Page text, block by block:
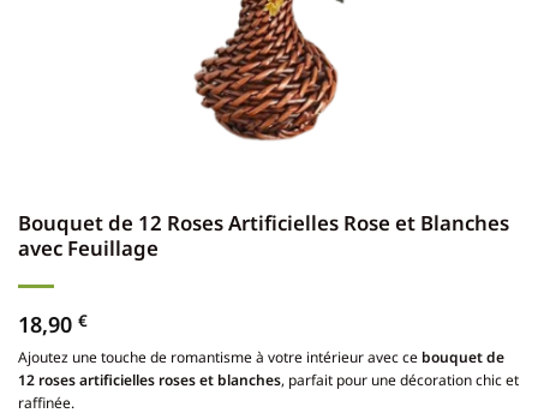
Bouquet de 12 Roses Artificielles Rose et Blanches
avec Feuillage
18,90 €
Ajoutez une touche de romantisme à votre intérieur avec ce bouquet de
12 roses artificielles roses et blanches, parfait pour une décoration chic et
raffinée.